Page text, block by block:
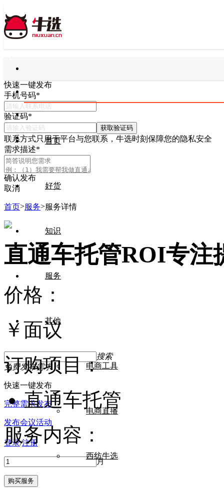
首页
好货
知识
服务
其他
电商工具
电商直播
西纺牛选
搜索
免费发布需求
快速一键发布
完整需求发布
发布会议活动
登录/注册
快速一键发布
手机号码*
验证码*
获取验证码
联系方式只用于平台与您联系，牛选时刻保障您的隐私安全
需求描述*
确认发布
取消
首页>服务>服务详情
直通车托管ROI专注
价格：
￥面议
订购项目：
直通车托管
服务内容：
月